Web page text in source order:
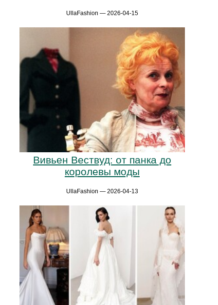
UllaFashion — 2026-04-15
Вивьен Вествуд: от панка до
королевы моды
UllaFashion — 2026-04-13